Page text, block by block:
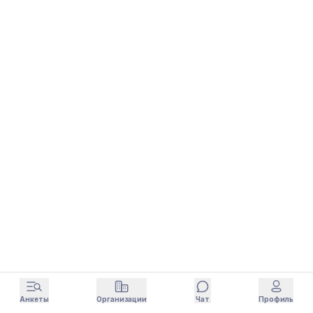
Анкеты Организации Чат Профиль